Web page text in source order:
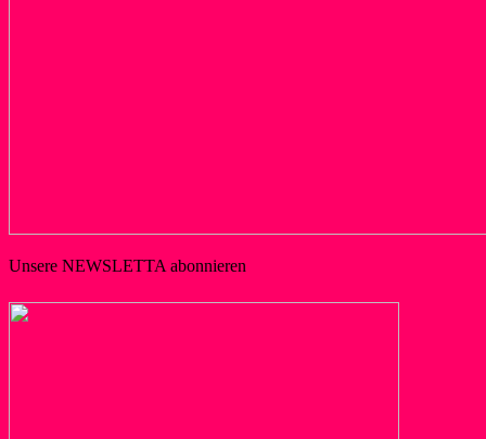
Unsere NEWSLETTA abonnieren